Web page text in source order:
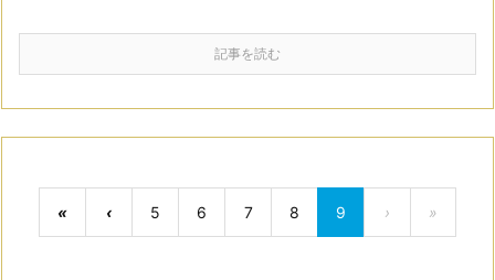
記事を読む
« ‹ 5 6 7 8 9 › »